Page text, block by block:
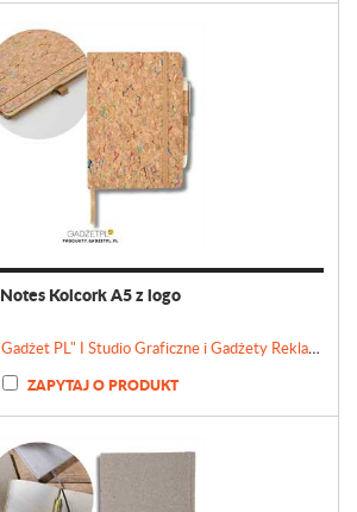
Notes Kolcork A5 z logo
Agencja Reklamowa "Gadżet PL" I Studio Graficzne i Gadżety Reklamowe
ZAPYTAJ O PRODUKT